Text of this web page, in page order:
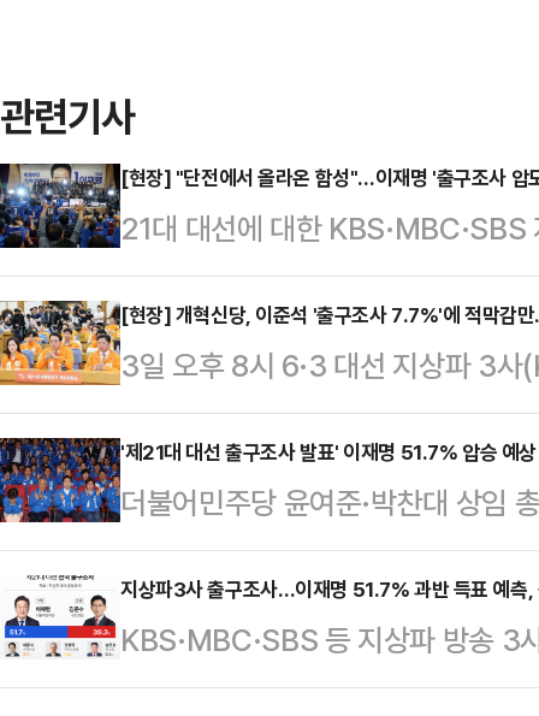
관련기사
[현장] "단전에서 올라온 함성"…이재명 '출구조사 압
21대 대선에 대한
민주당 후보가 51.7%로 발표되자
가득찼다.3일 이같은 출구조사 결
(39.3%)보다 12.4%p, 이준석 개
차이로 앞선 결과가 발표되면서다.
구조사 결과가 나오자마자 앉은 자
싸안으며 기뻐했다. 흥분을 주체하
습도 보였다.…
[현장] 개혁신당, 이준석 '출구조사 7.7%'에 적막감
3일 오후 8시 6·3 대선 지상파 3사
되자, 개혁신당 개표상황실은 적막
과 이주영·전성균 공동선대위원장,
등은 이날 의원회관에 마련된 개혁
다.방송3사 출구조사에 따르면, 이
됐다. 이재명 더불어민주당 후보
로 예측됐다.출구조사 결과가 발표
만 응시했다.개혁신…
'제21대 대선 출구조사 발표' 이재명 51.7% 압승 예상
더불어민주당 윤여준·박찬대 상임
들이 3일 서울 여의도 국회 의원회
실에서 출구조사 결과 발표가 나오
지상파3사 출구조사…이재명 51.7% 과반 득표 예
KBS·MBC·SBS 등 지상파 방송 3
불어민주당 후보가 51.7%로 과반